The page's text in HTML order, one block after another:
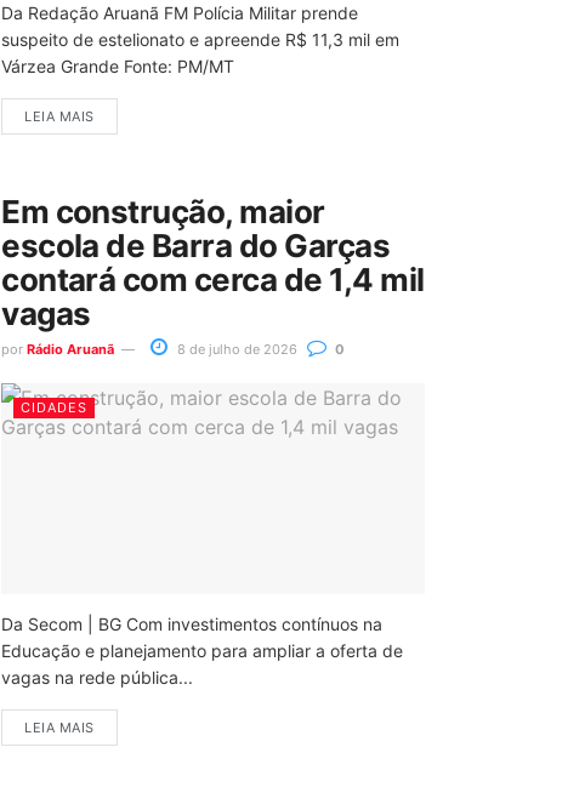
Da Redação Aruanã FM Polícia Militar prende
suspeito de estelionato e apreende R$ 11,3 mil em
Várzea Grande Fonte: PM/MT
LEIA MAIS
Em construção, maior
escola de Barra do Garças
contará com cerca de 1,4 mil
vagas
por Rádio Aruanã 8 de julho de 2026 0
CIDADES
Da Secom | BG Com investimentos contínuos na
Educação e planejamento para ampliar a oferta de
vagas na rede pública...
LEIA MAIS